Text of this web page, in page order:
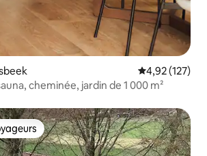
Note
4,92 (127)
cheminée, jardin de 1 000 m²